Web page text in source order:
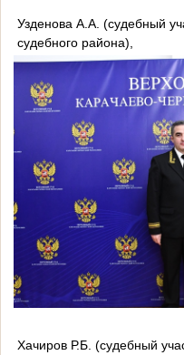
Узденова А.А. (судебный
судебного района),
Хачиров Р.Б. (судебный